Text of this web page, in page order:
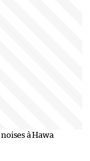
à Hawa